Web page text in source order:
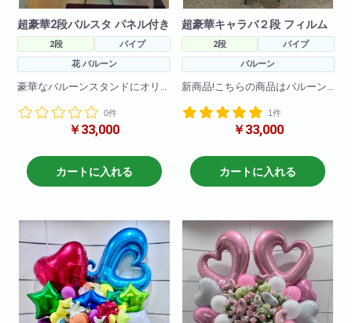
超豪華2段バルスタ パネル付き
2段
パイプ
花 バルーン
豪華なバルーンスタンドにオリ
けできる
ボリューム満点なフラワースタ
お色の調整も可能ですのでお問
い合わせください。
0件
￥33,000
カートに入れる
超豪華キャラバ２段 フィルム
2段
パイプ
バルーン
新商品!こちらの商品はバルーン
色々なキャラクターを使って豪
きます!
ご希望のキャラクターがござい
ましたら直接お問い合わせくだ
が、ない場合もございますので2
日前にはご注文いただけると助
かります!在庫がある場合は当日
配達もできますので直接お問い
合わせくださいませ!!
1件
￥33,000
カートに入れる